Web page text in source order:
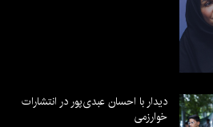
دیدار با احسان عبدی‌پور در انتشارات
خوارزمی